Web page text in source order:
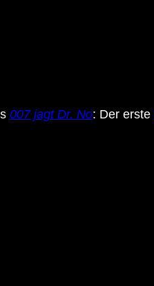
007 jagt Dr. No: Der erste